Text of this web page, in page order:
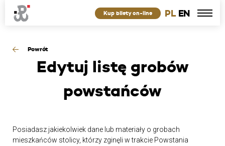
PL EN
Kup bilety on-line
Powrót
Edytuj listę grobów
powstańców
Posiadasz jakiekolwiek dane lub materiały o grobach
mieszkańców stolicy, którzy zginęli w trakcie Powstania